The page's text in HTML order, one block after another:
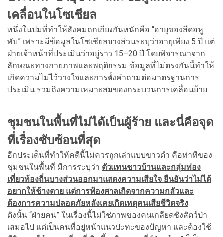
เคลื่อนในโซเชียล
หนึ่งในปมที่ทำให้สังคมถกเถียงกันหนักคือ “อายุของสีดอหู
พับ” เพราะมีข้อมูลในโซเชียลบางส่วนระบุว่าอายุเพียง 5 ปี แต่
ฝ่ายเจ้าหน้าที่ประเมินว่าอยู่ราว 15–20 ปี โดยพิจารณาจาก
ลักษณะทางกายภาพและพฤติกรรม ข้อมูลที่ไม่ตรงกันนี้ทำให้
เกิดความไม่ไว้วางใจและการตั้งคำถามต่อมาตรฐานการ
ประเมิน รวมถึงความเหมาะสมของกระบวนการเคลื่อนย้าย
ชุมชนในพื้นที่ไม่ได้เป็นผู้ร้าย และนี่คือจุด
ที่เรื่องซับซ้อนที่สุด
อีกประเด็นที่ทำให้คดีนี้ไม่ควรถูกเล่าแบบขาวดำ คือท่าทีของ
ชุมชนในพื้นที่ มีการระบุว่า ตัวแทนชาวบ้านและกลุ่มท่อง
เที่ยวท้องถิ่นบางส่วนออกมาแสดงความเสียใจ ยืนยันว่าไม่ได้
อยากให้ช้างตาย แต่การฟ้องศาลเกิดจากความกลัวและ
ต้องการความปลอดภัยหลังเคยเกิดเหตุคนเสียชีวิตจริง
ดังนั้น “ฝ่ายคน” ในเรื่องนี้ไม่ใช่ภาพของคนเกลียดชังสัตว์ป่า
เสมอไป แต่เป็นคนที่อยู่หน้าแนวปะทะของปัญหา และต้องใช้